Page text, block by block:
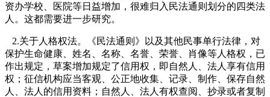
资办学校、医院等日益增加，很难归入民法通则划分的四类法
人。这都需要进一步研究。
2.关于人格权法。《民法通则》以及其他民事单行法律，对
保护生命健康、姓名、名称、名誉、荣誉、肖像等人格权，已
作出规定，草案增加规定了信用权，即自然人、法人享有信用
权；征信机构应当客观、公正地收集、记录、制作、保存自然
人、法人的信用资料；自然人、法人有权查阅、抄录或者复制